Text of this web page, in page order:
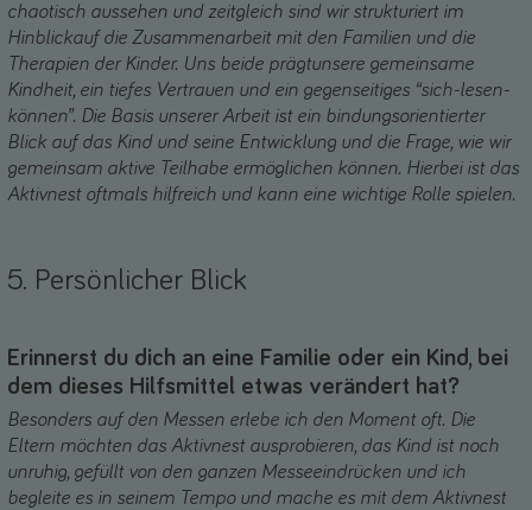
chaotisch aussehen und zeitgleich sind wir strukturiert im
Hinblickauf die Zusammenarbeit mit den Familien und die
Therapien der Kinder. Uns beide prägtunsere gemeinsame
Kindheit, ein tiefes Vertrauen und ein gegenseitiges “sich-lesen-
können”. Die Basis unserer Arbeit ist ein bindungsorientierter
Blick auf das Kind und seine Entwicklung und die Frage, wie wir
gemeinsam aktive Teilhabe ermöglichen können. Hierbei ist das
Aktivnest oftmals hilfreich und kann eine wichtige Rolle spielen.
5. Persönlicher Blick
Erinnerst du dich an eine Familie oder ein Kind, bei
dem dieses Hilfsmittel etwas verändert hat?
Besonders auf den Messen erlebe ich den Moment oft. Die
Eltern möchten das Aktivnest ausprobieren, das Kind ist noch
unruhig, gefüllt von den ganzen Messeeindrücken und ich
begleite es in seinem Tempo und mache es mit dem Aktivnest